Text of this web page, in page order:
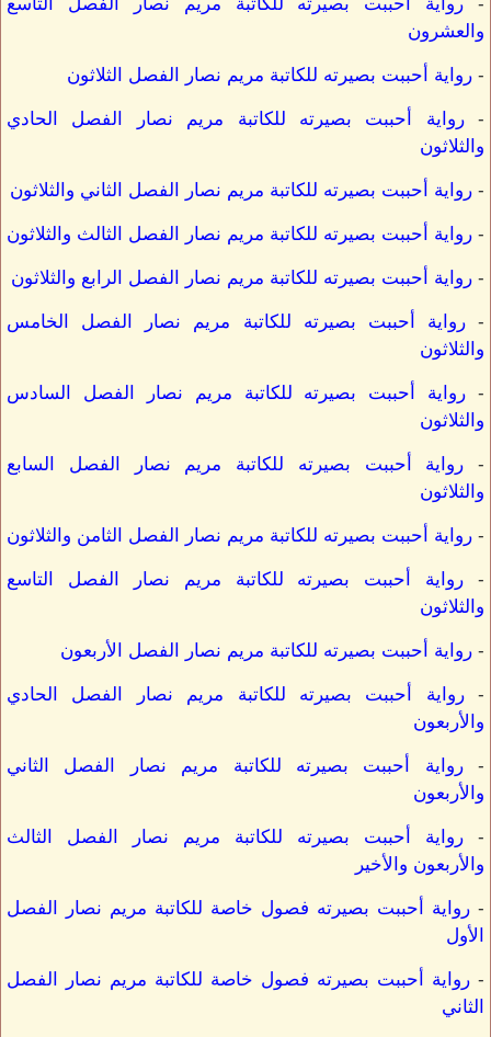
والعشرون
- رواية أحببت بصيرته للكاتبة مريم نصار الفصل الثلاثون
-رواية أحببت بصيرته للكاتبة مريم نصار الفصل الحادي
والثلاثون
- رواية أحببت بصيرته للكاتبة مريم نصار الفصل الثاني والثلاثون
- رواية أحببت بصيرته للكاتبة مريم نصار الفصل الثالث والثلاثون
- رواية أحببت بصيرته للكاتبة مريم نصار الفصل الرابع والثلاثون
-رواية أحببت بصيرته للكاتبة مريم نصار الفصل الخامس
والثلاثون
- رواية أحببت بصيرته للكاتبة مريم نصار الفصل السادس
والثلاثون
- رواية أحببت بصيرته للكاتبة مريم نصار الفصل السابع
والثلاثون
- رواية أحببت بصيرته للكاتبة مريم نصار الفصل الثامن والثلاثون
- رواية أحببت بصيرته للكاتبة مريم نصار الفصل التاسع
والثلاثون
- رواية أحببت بصيرته للكاتبة مريم نصار الفصل الأربعون
-رواية أحببت بصيرته للكاتبة مريم نصار الفصل الحادي
والأربعون
-رواية أحببت بصيرته للكاتبة مريم نصار الفصل الثاني
والأربعون
- رواية أحببت بصيرته للكاتبة مريم نصار الفصل الثالث
والأربعون والأخير
- رواية أحببت بصيرته فصول خاصة للكاتبة مريم نصار الفصل
الأول
- رواية أحببت بصيرته فصول خاصة للكاتبة مريم نصار الفصل
الثاني